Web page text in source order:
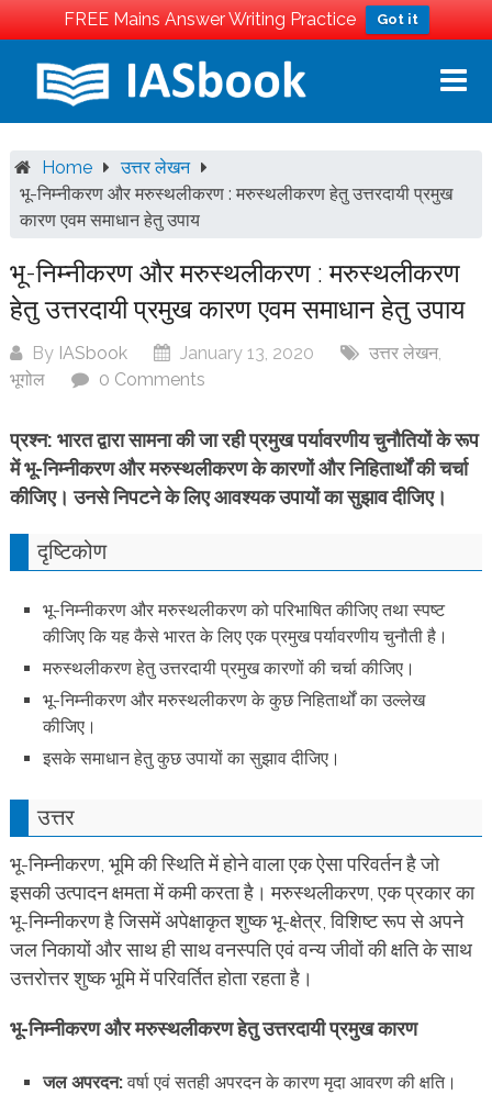
FREE Mains Answer Writing Practice Got it
content
Home
उत्तर लेखन
भू-निम्नीकरण और मरुस्थलीकरण : मरुस्थलीकरण हेतु उत्तरदायी प्रमुख
कारण एवम समाधान हेतु उपाय
भू-निम्नीकरण और मरुस्थलीकरण : मरुस्थलीकरण
हेतु उत्तरदायी प्रमुख कारण एवम समाधान हेतु उपाय
By IASbook January 13, 2020 उत्तर लेखन,
भूगोल
0 Comments
प्रश्न: भारत द्वारा सामना की जा रही प्रमुख पर्यावरणीय चुनौतियों के रूप
में भू-निम्नीकरण और मरुस्थलीकरण के कारणों औरनिहितार्थों की चर्चा
कीजिए। उनसे निपटने के लिए आवश्यक उपायों का सुझाव दीजिए।
दृष्टिकोण
भू-निम्नीकरण और मरुस्थलीकरण को परिभाषित कीजिए तथा स्पष्ट
कीजिए कि यह कैसे भारत के लिए एक प्रमुखपर्यावरणीय चुनौती है।
मरुस्थलीकरण हेतु उत्तरदायी प्रमुख कारणों की चर्चा कीजिए।
भू-निम्नीकरण और मरुस्थलीकरण के कुछ निहितार्थों का उल्लेख
कीजिए।
इसके समाधान हेतु कुछ उपायों का सुझाव दीजिए।
उत्तर
भू-निम्नीकरण, भूमि की स्थिति में होने वाला एक ऐसा परिवर्तन है जो
इसकी उत्पादन क्षमता में कमी करता है। मरुस्थलीकरण, एक प्रकार का
भू-निम्नीकरण है जिसमें अपेक्षाकृत शुष्क भू-क्षेत्र, विशिष्ट रूप से अपने
जल निकायों और साथ ही साथ वनस्पति एवं वन्य जीवों की क्षति के साथ
उत्तरोत्तर शुष्क भूमि में परिवर्तित होता रहता है।
भू-निम्नीकरण और मरुस्थलीकरण हेतु उत्तरदायी प्रमुख कारण
जल अपरदन:वर्षा एवं सतही अपरदन के कारण मृदा आवरण की क्षति।